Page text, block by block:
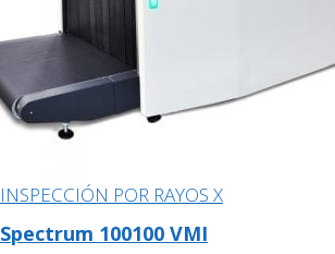
INSPECCIÓN POR RAYOS X
Spectrum 100100 VMI